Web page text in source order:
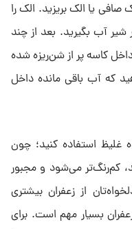
یا الک بریزید. الک را
شیر آب بگیرید. بعد از چند
داخل کاسه پر از شن‌ریزه شده
که آب باقی مانده داخل
غلیظ استفاده کنید؛ چون
کم‌رنگ‌تر می‌شود و مجبور
از زعفران بیشتری
بسیار مهم است. برای